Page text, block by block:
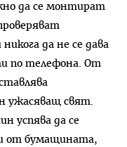
да се монтират
да не се дава
по телефона. От
ужасяващ свят.
успява да се
от бумащината,